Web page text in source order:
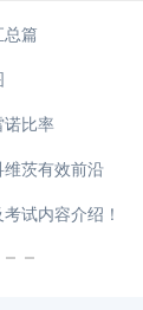
总篇
诺比率
维茨有效前沿
试内容介绍！